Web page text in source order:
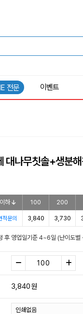
전문 이벤트
대나무칫솔+생분
이하 100 200
적문의 3,840 3,730
후 영업일기준 4~6일 (난이도별
3,840원